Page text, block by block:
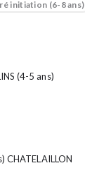
initiation (6-8 ans)
(4-5 ans)
CHATELAILLON